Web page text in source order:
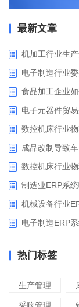
最新文章
成品改制导致
制造业ERP系
机械设备行业
电子制造ERP
热门标签
生产管理